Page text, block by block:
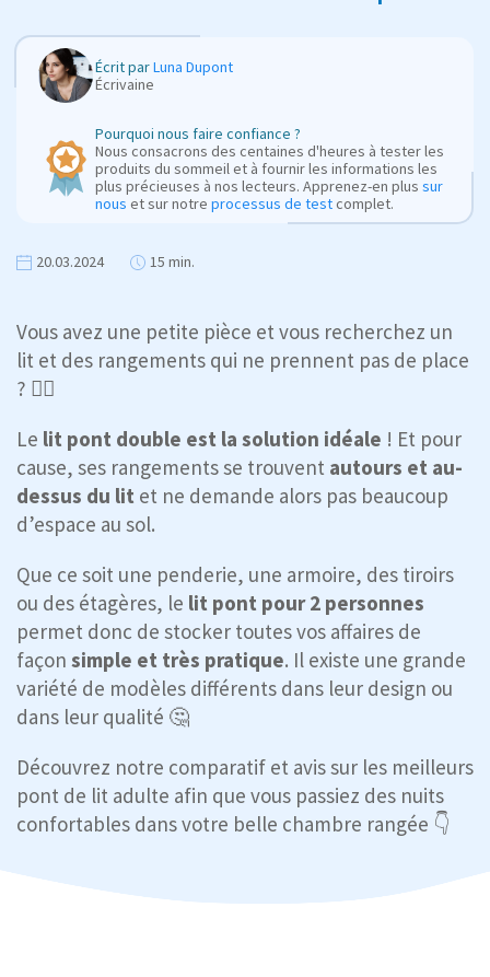
Écrit parLuna Dupont
Écrivaine
Pourquoi nous faire confiance ?
Nous consacrons des centaines d'heures à tester les
produits du sommeil et à fournir les informations les
plus précieuses à nos lecteurs. Apprenez-en plus sur
nous et sur notre processus de testcomplet.
20.03.2024 15 min.
Vous avez une petite pièce et vous recherchez un
lit et des rangements qui ne prennent pas de place
? 🕵️‍♂️
Le lit pont double est la solution idéale ! Et pour
cause, ses rangements se trouvent autours et au-
dessus du lit et ne demande alors pas beaucoup
d’espace au sol.
Que ce soit une penderie, une armoire, des tiroirs
ou des étagères, le lit pont pour 2 personnes
permet donc de stocker toutes vos affaires de
façon simple et très pratique. Il existe une grande
variété de modèles différents dans leur design ou
dans leur qualité 🤔
Découvrez notre comparatif et avissur les meilleurs
pont de lit adulte afin que vous passiez des nuits
confortables dans votre belle chambre rangée 👇